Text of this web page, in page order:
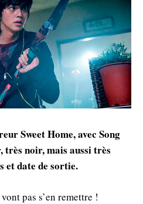
Sweet Home, avec Song
noir, mais aussi très
et date de sortie.
pas s’en remettre !